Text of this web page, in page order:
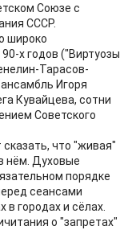
Союзе с
СССР.
широко
х годов ("Виртуозы
Тарасов-
Игоря
Кувайцева, сотни
Советского
что "живая"
нём. Духовые
порядке
сеансами
городах и сёлах.
о "запретах"